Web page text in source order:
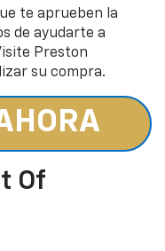
te aprueben la
de ayudarte a
Preston
su compra.
Of